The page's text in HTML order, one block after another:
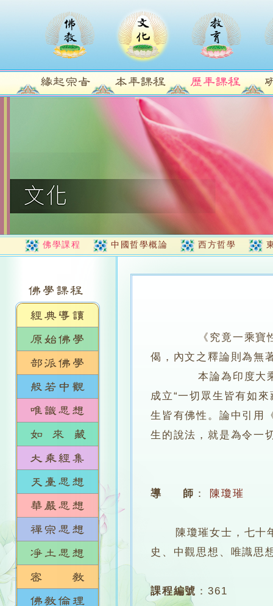
佛學課程 中國哲學概論 西方哲學
《究竟一乘寶性
偈，內文之釋論則為無
本論為印度大乘佛教
成立“一切眾生皆有如
生皆有佛性。論中引用
生的說法，就是為令一
導 師 ： 陳瓊璀
陳瓊璀女士，七十年
史、中觀思想、唯識思
課程編號 ：361